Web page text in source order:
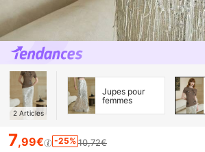
2 Articles
Jupes pour
femmes
7,99€ -25% 10,72€